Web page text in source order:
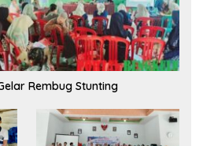
Rembug Stunting